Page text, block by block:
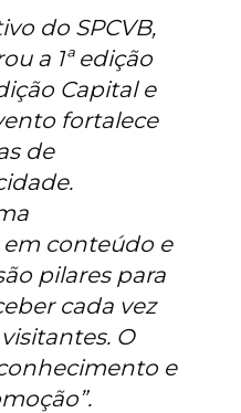
do SPCVB,
a 1ª edição
Capital e
fortalece
de
conteúdo e
pilares para
cada vez
O
e